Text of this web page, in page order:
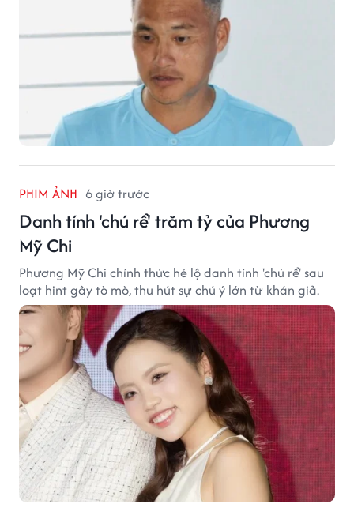
PHIM ẢNH 6 giờ trước
Danh tính 'chú rể' trăm tỷ của Phương
Mỹ Chi
Phương Mỹ Chi chính thức hé lộ danh tính 'chú rể' sau
loạt hint gây tò mò, thu hút sự chú ý lớn từ khán giả.